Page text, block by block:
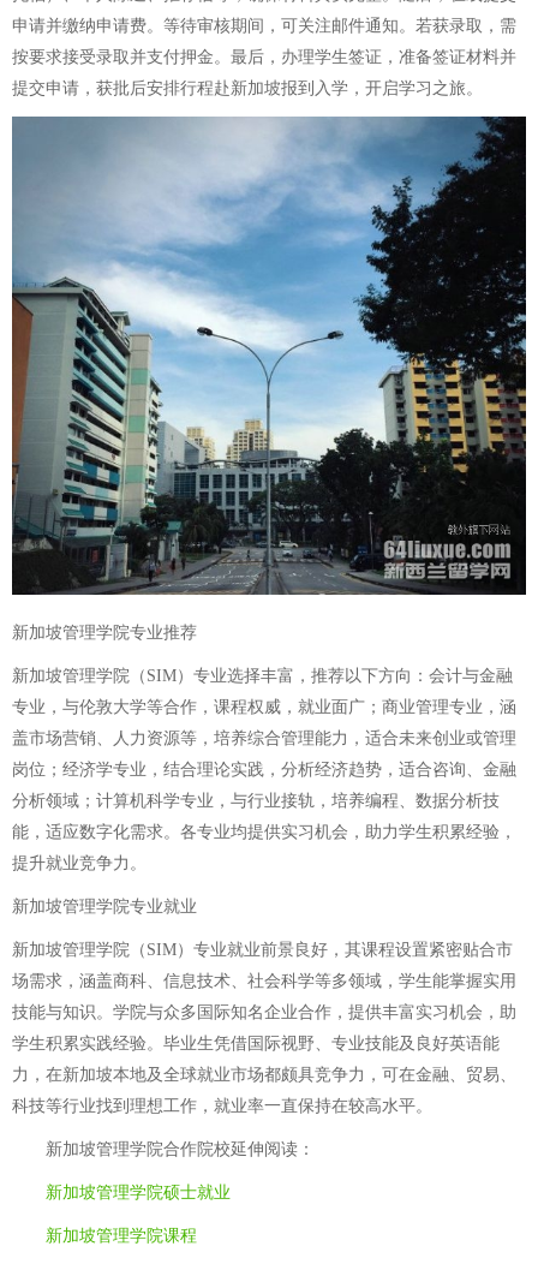
申请并缴纳申请费。等待审核期间，可关注邮件通知。若获录取，需
按要求接受录取并支付押金。最后，办理学生签证，准备签证材料并
提交申请，获批后安排行程赴新加坡报到入学，开启学习之旅。
新加坡管理学院专业推荐
新加坡管理学院（SIM）专业选择丰富，推荐以下方向：会计与金融
专业，与伦敦大学等合作，课程权威，就业面广；商业管理专业，涵
盖市场营销、人力资源等，培养综合管理能力，适合未来创业或管理
岗位；经济学专业，结合理论实践，分析经济趋势，适合咨询、金融
分析领域；计算机科学专业，与行业接轨，培养编程、数据分析技
能，适应数字化需求。各专业均提供实习机会，助力学生积累经验，
提升就业竞争力。
新加坡管理学院专业就业
新加坡管理学院（SIM）专业就业前景良好，其课程设置紧密贴合市
场需求，涵盖商科、信息技术、社会科学等多领域，学生能掌握实用
技能与知识。学院与众多国际知名企业合作，提供丰富实习机会，助
学生积累实践经验。毕业生凭借国际视野、专业技能及良好英语能
力，在新加坡本地及全球就业市场都颇具竞争力，可在金融、贸易、
科技等行业找到理想工作，就业率一直保持在较高水平。
新加坡管理学院合作院校延伸阅读：
新加坡管理学院硕士就业
新加坡管理学院课程